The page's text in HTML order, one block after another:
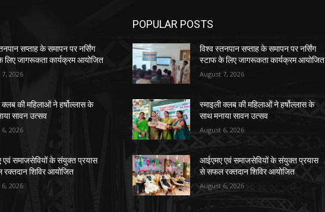
सप्ताह के समापन पर नर्सिंग
लिए जागरूकता कार्यक्रम आयोजित
2026
क्लब की महिलाओं ने हर्षोल्लास के
सावन उत्सव
2026
समाजसेवियों के संयुक्त प्रयास
शिविर आयोजित
2026
POPULAR POSTS
विश्व स्तनपान सप्ताह के समापन पर नर्सिंग
स्टाफ के लिए जागरूकता कार्यक्रम आयोजित
August 7, 2026
स्माइली क्लब की महिलाओं ने हर्षोल्लास के
साथ मनाया सावन उत्सव
August 6, 2026
आईएमए एवं समाजसेवियों के संयुक्त प्रयास
से सफल रक्तदान शिविर आयोजित
August 6, 2026